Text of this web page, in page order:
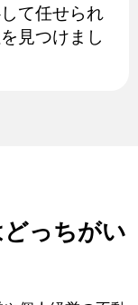
て任せられ
見つけまし
どっちがい